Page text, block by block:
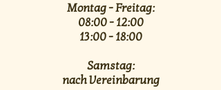
Montag - Freitag:
08:00 - 12:00
13:00 - 18:00
Samstag:
nach Vereinbarung